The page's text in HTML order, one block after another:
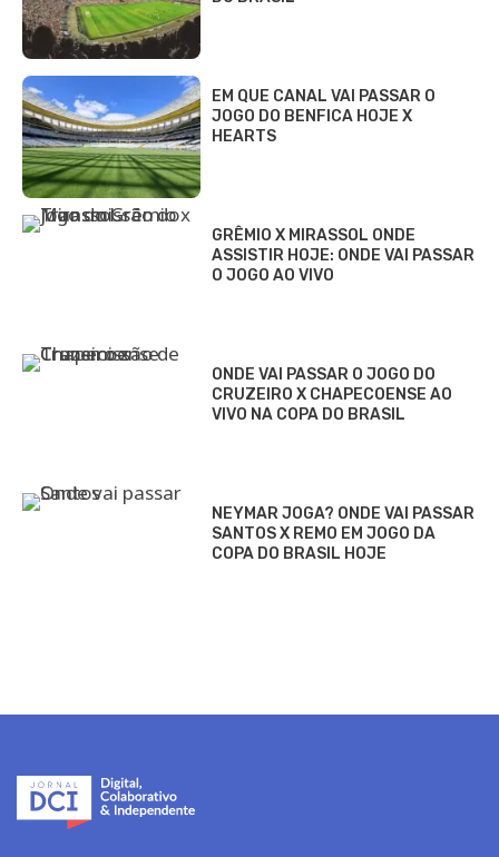
EM QUE CANAL VAI PASSAR O
JOGO DO BENFICA HOJE X
HEARTS
GRÊMIO X MIRASSOL ONDE
ASSISTIR HOJE: ONDE VAI PASSAR
O JOGO AO VIVO
ONDE VAI PASSAR O JOGO DO
CRUZEIRO X CHAPECOENSE AO
VIVO NA COPA DO BRASIL
NEYMAR JOGA? ONDE VAI PASSAR
SANTOS X REMO EM JOGO DA
COPA DO BRASIL HOJE